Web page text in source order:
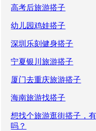
高考后旅游搭子
幼儿园鸡娃搭子
深圳乐刻健身搭子
宁夏银川旅游搭子
厦门去重庆旅游搭子
海南旅游找搭子
想找个旅游逛街搭子，
吗？